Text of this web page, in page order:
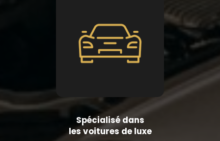
Spécialisé dans
les voitures de luxe